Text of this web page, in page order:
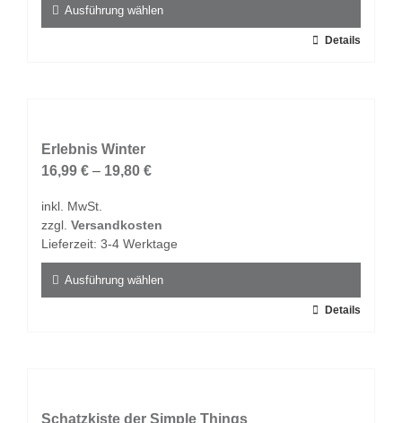
Produktseite
gewählt
Ausführung wählen
auf.
Die
können
auf
Produktseite
gewählt
Details
Erlebnis Winter
16,99 € – 19,80 €
inkl. MwSt.
zzgl. Versandkosten
Lieferzeit: 3-4 Werktage
Ausführung wählen
auf.
Details
Schatzkiste der Simple Things